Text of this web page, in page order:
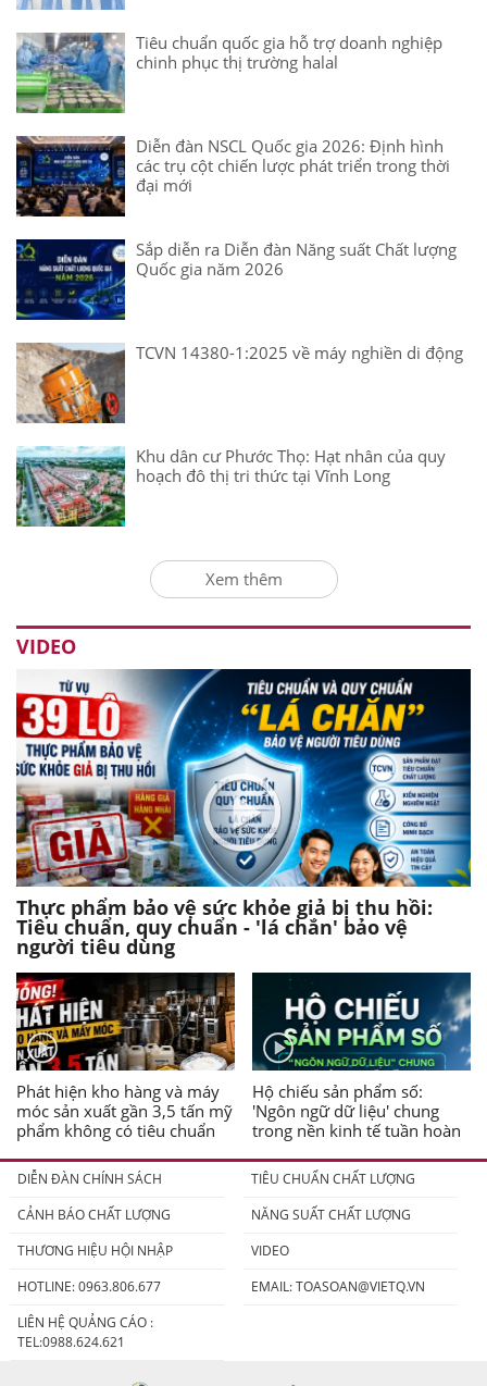
Tiêu chuẩn quốc gia hỗ trợ doanh nghiệp
chinh phục thị trường halal
Diễn đàn NSCL Quốc gia 2026: Định hình
các trụ cột chiến lược phát triển trong thời
đại mới
Sắp diễn ra Diễn đàn Năng suất Chất lượng
Quốc gia năm 2026
TCVN 14380-1:2025 về máy nghiền di động
Khu dân cư Phước Thọ: Hạt nhân của quy
hoạch đô thị tri thức tại Vĩnh Long
Xem thêm
VIDEO
Thực phẩm bảo vệ sức khỏe giả bị thu hồi:
Tiêu chuẩn, quy chuẩn - 'lá chắn' bảo vệ
người tiêu dùng
Phát hiện kho hàng và máy
móc sản xuất gần 3,5 tấn mỹ
phẩm không có tiêu chuẩn
Hộ chiếu sản phẩm số:
'Ngôn ngữ dữ liệu' chung
trong nền kinh tế tuần hoàn
DIỄN ĐÀN CHÍNH SÁCH
TIÊU CHUẨN CHẤT LƯỢNG
CẢNH BÁO CHẤT LƯỢNG
NĂNG SUẤT CHẤT LƯỢNG
THƯƠNG HIỆU HỘI NHẬP
VIDEO
HOTLINE: 0963.806.677
EMAIL:TOASOAN@VIETQ.VN
LIÊN HỆ QUẢNG CÁO :
TEL:0988.624.621